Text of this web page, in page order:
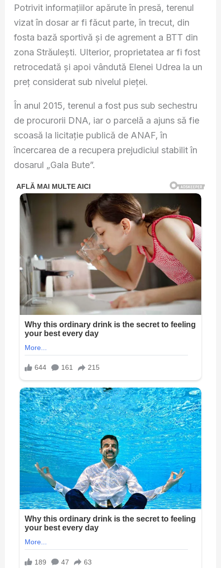
Potrivit informațiilor apărute în presă, terenul
vizat în dosar ar fi făcut parte, în trecut, din
fosta bază sportivă și de agrement a BTT din
zona Străulești. Ulterior, proprietatea ar fi fost
retrocedată și apoi vândută Elenei Udrea la un
preț considerat sub nivelul pieței.
În anul 2015, terenul a fost pus sub sechestru
de procurorii DNA, iar o parcelă a ajuns să fie
scoasă la licitație publică de ANAF, în
încercarea de a recupera prejudiciul stabilit în
dosarul „Gala Bute”.